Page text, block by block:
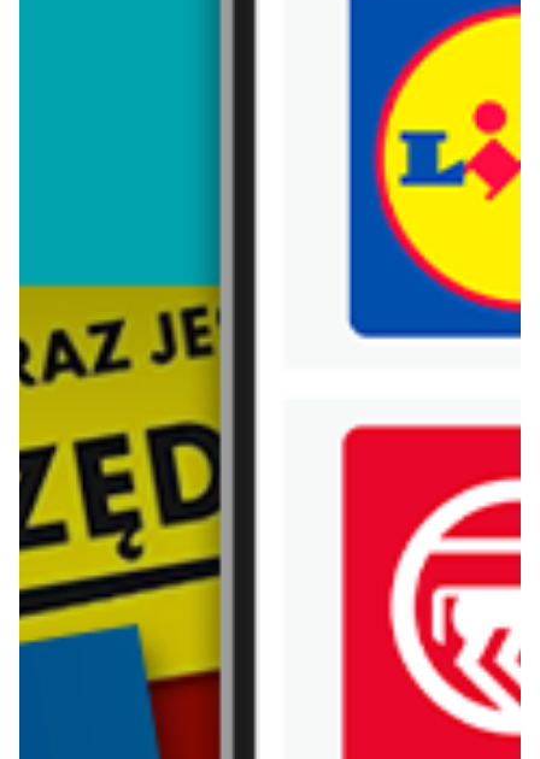
Trafiłeś na nieaktualną gazetkę
Zobacz aktualne gazetki Blix!
aktualna
Carrefour
aktualna
Oferta od czwartku
WIĘCEJ GAZETEK